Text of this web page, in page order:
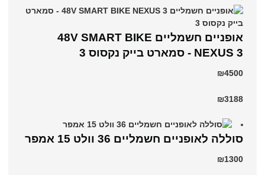
אופניים חשמליים 48V SMART BIKE
NEXUS 3 - סמארט בייק נקסוס 3
₪4500
₪3188
סוללה לאופניים חשמליים 36 וולט 15 אמפר
₪1300